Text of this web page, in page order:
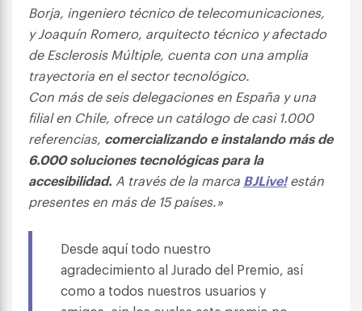
Borja, ingeniero técnico de telecomunicaciones,
y Joaquín Romero, arquitecto técnico y afectado
de Esclerosis Múltiple, cuenta con una amplia
trayectoria en el sector tecnológico.
Con más de seis delegaciones en España y una
filial en Chile, ofrece un catálogo de casi 1.000
referencias, comercializando e instalando más de
6.000 soluciones tecnológicas para la
accesibilidad. A través de la marca BJLive!están
presentes en más de 15 países.»
Desde aquí todo nuestro
agradecimiento al Jurado del Premio, así
como a todos nuestros usuarios y